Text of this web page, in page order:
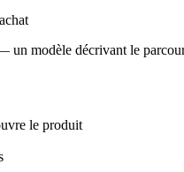
un modèle décrivant le
le produit